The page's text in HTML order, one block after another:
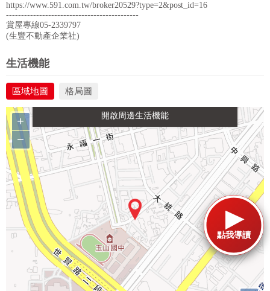
點我導讀
https://www.591.com.tw/broker20529?type=2&post_id=16
--------------------------------------------
賞屋專線05-2339797
(生豐不動產企業社)
生活機能
區域地圖 格局圖
生活購物
+
−